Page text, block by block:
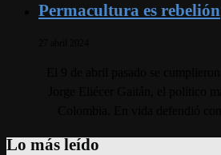
Permacultura es rebelión
Lo más leído